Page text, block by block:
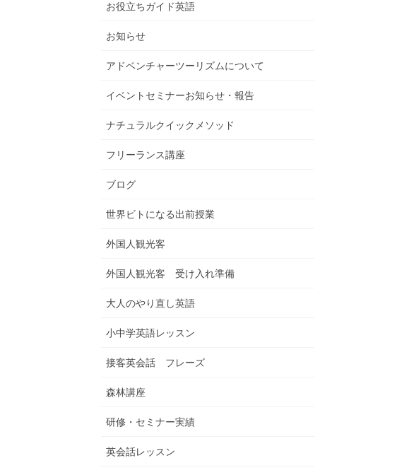
お役立ちガイド英語
お知らせ
アドベンチャーツーリズムについて
イベントセミナーお知らせ・報告
ナチュラルクイックメソッド
フリーランス講座
ブログ
世界ビトになる出前授業
外国人観光客
外国人観光客 受け入れ準備
大人のやり直し英語
小中学英語レッスン
接客英会話 フレーズ
森林講座
研修・セミナー実績
英会話レッスン